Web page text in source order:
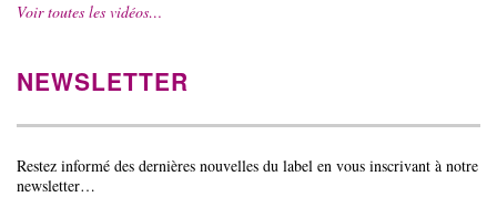
Voir toutes les vidéos…
NEWSLETTER
Restez informé des dernières nouvelles du label en vous inscrivant à notre
newsletter…